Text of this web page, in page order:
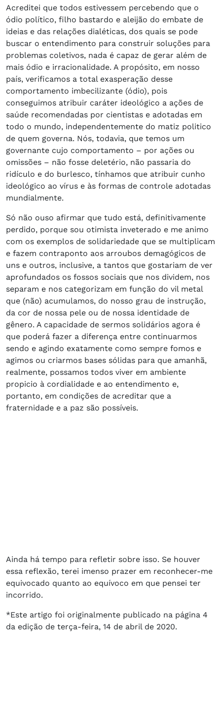
Acreditei que todos estivessem percebendo que o
ódio político, filho bastardo e aleijão do embate de
ideias e das relações dialéticas, dos quais se pode
buscar o entendimento para construir soluções para
problemas coletivos, nada é capaz de gerar além de
mais ódio e irracionalidade. A propósito, em nosso
país, verificamos a total exasperação desse
comportamento imbecilizante (ódio), pois
conseguimos atribuir caráter ideológico a ações de
saúde recomendadas por cientistas e adotadas em
todo o mundo, independentemente do matiz politico
de quem governa. Nós, todavia, que temos um
governante cujo comportamento – por ações ou
omissões – não fosse deletério, não passaria do
ridículo e do burlesco, tínhamos que atribuir cunho
ideológico ao vírus e às formas de controle adotadas
mundialmente.
Só não ouso afirmar que tudo está, definitivamente
perdido, porque sou otimista inveterado e me animo
com os exemplos de solidariedade que se multiplicam
e fazem contraponto aos arroubos demagógicos de
uns e outros, inclusive, a tantos que gostariam de ver
aprofundados os fossos sociais que nos dividem, nos
separam e nos categorizam em função do vil metal
que (não) acumulamos, do nosso grau de instrução,
da cor de nossa pele ou de nossa identidade de
gênero. A capacidade de sermos solidários agora é
que poderá fazer a diferença entre continuarmos
sendo e agindo exatamente como sempre fomos e
agimos ou criarmos bases sólidas para que amanhã,
realmente, possamos todos viver em ambiente
propicio à cordialidade e ao entendimento e,
portanto, em condições de acreditar que a
fraternidade e a paz são possíveis.
Ainda há tempo para refletir sobre isso. Se houver
essa reflexão, terei imenso prazer em reconhecer-me
equivocado quanto ao equívoco em que pensei ter
incorrido.
*Este artigo foi originalmente publicado na página 4
da edição de terça-feira, 14 de abril de 2020.